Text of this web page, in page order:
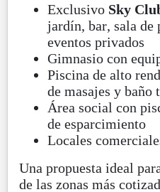
Exclusivo Sky
jardín, bar, sala de
eventos privados
Gimnasio con
Piscina de alto
de masajes y baño
Área social con
de esparcimiento
Locales
Una propuesta ideal
de las zonas más